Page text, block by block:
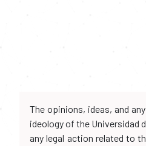
The opinions, ideas, and
ideology of the Universidad
any legal action related to